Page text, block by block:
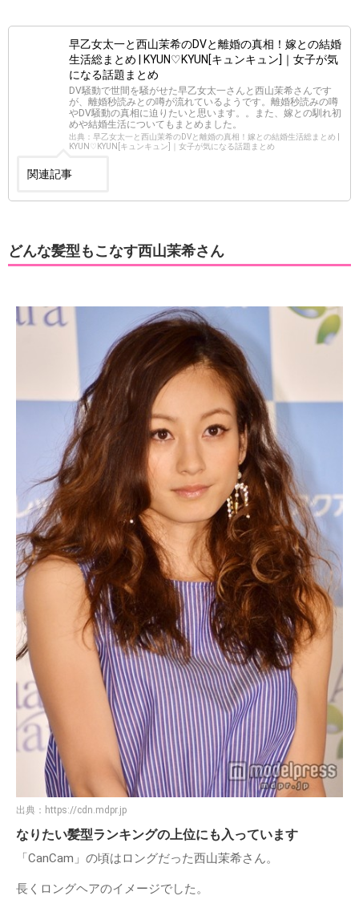
早乙女太一と西山茉希のDVと離婚の真相！嫁との結婚
生活総まとめ | KYUN♡KYUN[キュンキュン]｜女子が気
になる話題まとめ
DV騒動で世間を騒がせた早乙女太一さんと西山茉希さんです
が、離婚秒読みとの噂が流れているようです。離婚秒読みの噂
やDV騒動の真相に迫りたいと思います。。また、嫁との馴れ初
めや結婚生活についてもまとめました。
出典：早乙女太一と西山茉希のDVと離婚の真相！嫁との結婚生活総まとめ |
KYUN♡KYUN[キュンキュン]｜女子が気になる話題まとめ
関連記事
どんな髪型もこなす西山茉希さん
出典： https://cdn.mdpr.jp
なりたい髪型ランキングの上位にも入っています
「CanCam」の頃はロングだった西山茉希さん。
長くロングヘアのイメージでした。